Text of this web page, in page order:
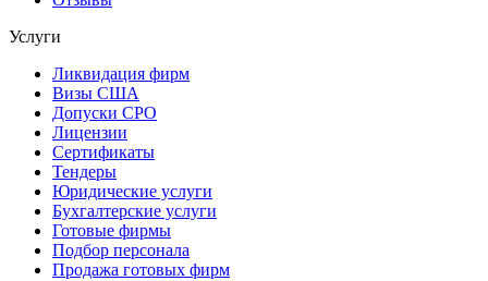
Услуги
Ликвидация фирм
Визы США
Допуски СРО
Лицензии
Сертификаты
Тендеры
Юридические услуги
Бухгалтерские услуги
Готовые фирмы
Подбор персонала
Продажа готовых фирм